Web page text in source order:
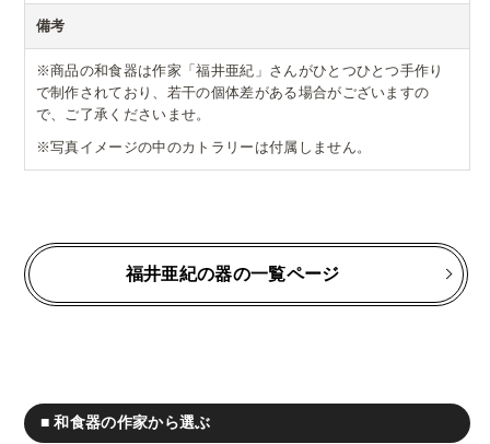
備考
※商品の和食器は作家「福井亜紀」さんがひとつひとつ手作り
で制作されており、若干の個体差がある場合がございますの
で、ご了承くださいませ。
※写真イメージの中のカトラリーは付属しません。
福井亜紀の器の一覧ページ
■ 和食器の作家から選ぶ